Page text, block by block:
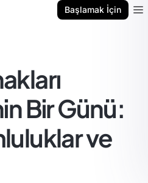
Başlamak İçin
Bir Günü:
ve